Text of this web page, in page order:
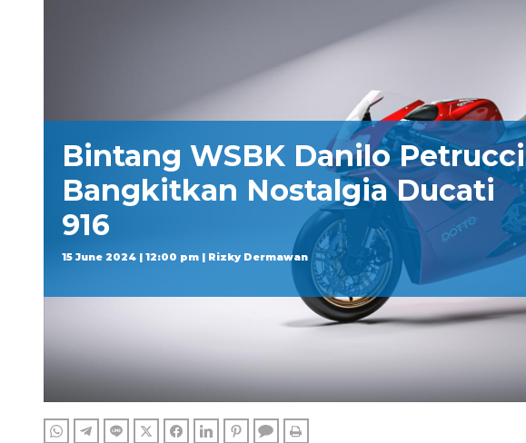
Bintang WSBK Danilo Petrucci
Bangkitkan Nostalgia Ducati
916
15 June 2024 | 12:00 pm | Rizky Dermawan
WHATSAPPTELEGRAM
LINE TWITTERFACEBOOKLINKEDINPINTERESTCOMMENTS